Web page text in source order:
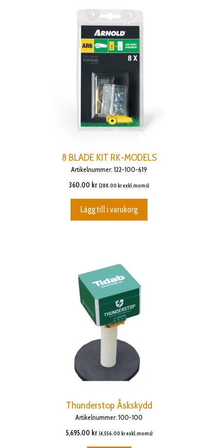
8 BLADE KIT RK-MODELS
Artikelnummer: 122-100-619
360.00 kr (288.00 krexkl.moms)
Lägg till i varukorg
Thunderstop Åskskydd
Artikelnummer: 100-100
5,695.00 kr (4,556.00 krexkl.moms)